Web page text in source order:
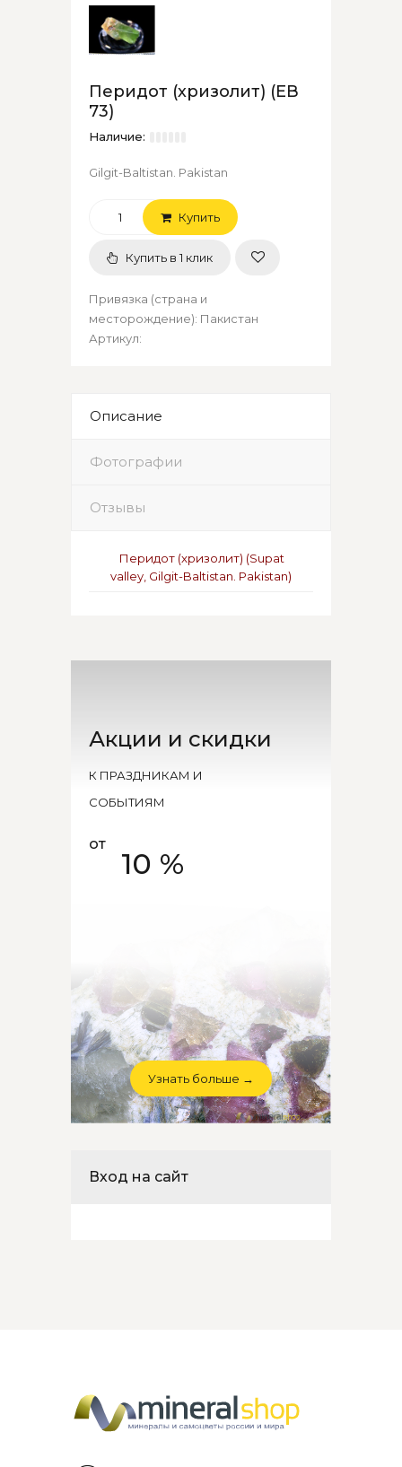
Перидот (хризолит) (ЕВ
73)
Наличие:
Gilgit-Baltistan. Pakistan
Купить
Купить в 1 клик
Привязка (страна и
месторождение): Пакистан
Артикул:
Описание
Фотографии
Отзывы
Перидот (хризолит) (Supat
valley, Gilgit-Baltistan. Pakistan)
Акции и скидки
К ПРАЗДНИКАМ И
СОБЫТИЯМ
от
10 %
Узнать больше →
Вход на сайт